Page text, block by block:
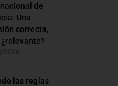
de
Una
correcta,
las reglas